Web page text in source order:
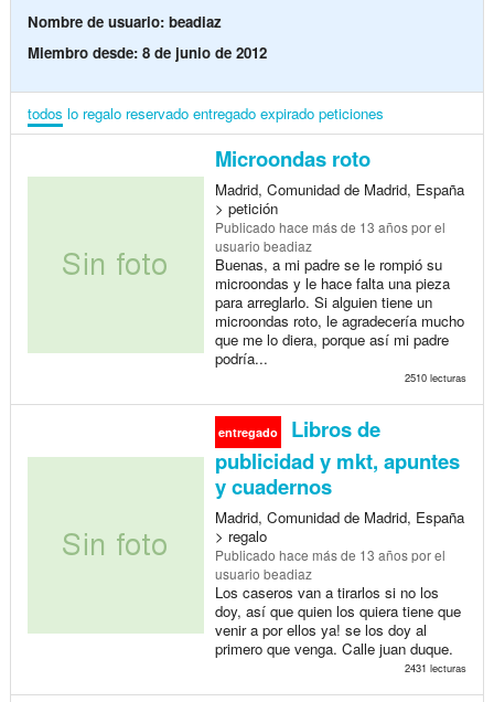
Nombre de usuario: beadiaz
Miembro desde: 8 de junio de 2012
todos lo regalo reservado entregado expirado peticiones
Microondas roto
Madrid, Comunidad de Madrid, España
> petición
Publicado hace más de 13 añospor el
usuario beadiaz
Buenas, a mi padre se le rompió su
microondas y le hace falta una pieza
para arreglarlo. Si alguien tiene un
microondas roto, le agradecería mucho
que me lo diera, porque así mi padre
podría...
2510 lecturas
entregado
Libros de
publicidad y mkt, apuntes
y cuadernos
Madrid, Comunidad de Madrid, España
> regalo
Publicado hace más de 13 añospor el
usuario beadiaz
Los caseros van a tirarlos si no los
doy, así que quien los quiera tiene que
venir a por ellos ya! se los doy al
primero que venga. Calle juan duque.
2431 lecturas